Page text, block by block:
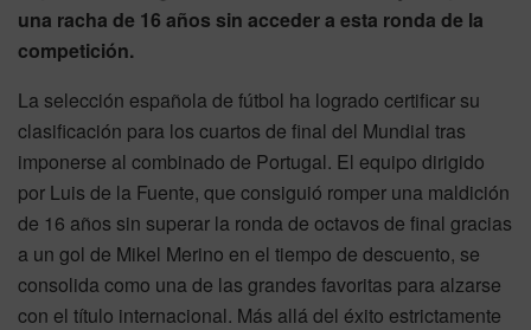
una racha de 16 años sin acceder a esta ronda de la
competición.
La selección española de fútbol ha logrado certificar su
clasificación para los cuartos de final del Mundial tras
imponerse al combinado de Portugal. El equipo dirigido
por Luis de la Fuente, que consiguió romper una maldición
de 16 años sin superar la ronda de octavos de final gracias
a un gol de Mikel Merino en el tiempo de descuento, se
consolida como una de las grandes favoritas para alzarse
con el título internacional. Más allá del éxito estrictamente